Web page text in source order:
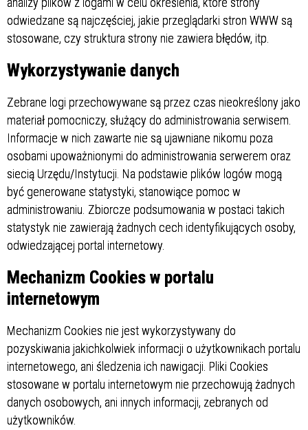
odwiedzane są najczęściej, jakie przeglądarki stron WWW są
stosowane, czy struktura strony nie zawiera błędów, itp.
Wykorzystywanie danych
Zebrane logi przechowywane są przez czas nieokreślony jako
materiał pomocniczy, służący do administrowania serwisem.
Informacje w nich zawarte nie są ujawniane nikomu poza
osobami upoważnionymi do administrowania serwerem oraz
siecią Urzędu/Instytucji. Na podstawie plików logów mogą
być generowane statystyki, stanowiące pomoc w
administrowaniu. Zbiorcze podsumowania w postaci takich
statystyk nie zawierają żadnych cech identyfikujących osoby,
odwiedzającej portal internetowy.
Mechanizm Cookies w portalu
internetowym
Mechanizm Cookies nie jest wykorzystywany do
pozyskiwania jakichkolwiek informacji o użytkownikach portalu
internetowego, ani śledzenia ich nawigacji. Pliki Cookies
stosowane w portalu internetowym nie przechowują żadnych
danych osobowych, ani innych informacji, zebranych od
użytkowników.